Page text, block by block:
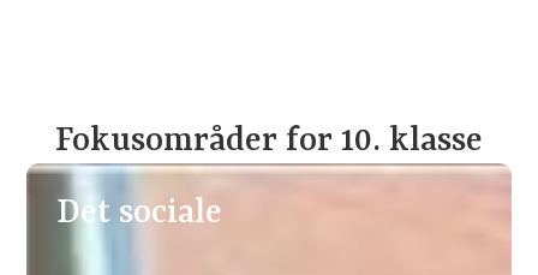
Fokusområder for 10. klasse
Det sociale